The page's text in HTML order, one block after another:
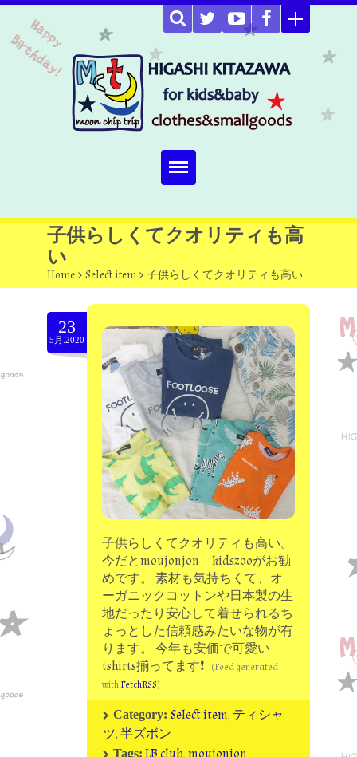
Home
omutucake
moon chip trip original
my account
Store
minna kitchen komeco
contact
子供らしくてクオリティも高
い
Home > Select item > 子供らしくてクオリティも高い
23
5月.2020
子供らしくてクオリティも高い。
今だとmoujonjon kidszooがお勧
めです。 素材も気持ちくて、オ
ーガニックコットンや日本製の生
地だったり安心して着せられるち
ょっとした信頼感みたいな物が有
ります。 今年も安価で可愛い
tshirts揃ってます❗
(Feed generated
with FetchRSS)
Category: Select item, ティシャ
ツ,半ズボン
Tags: